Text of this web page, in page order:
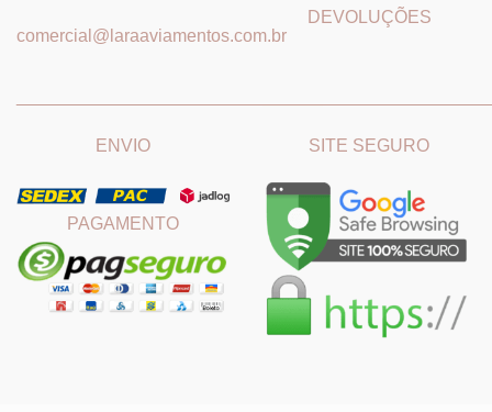
comercial@laraaviamentos.com.br
DEVOLUÇÕES
ENVIO
PAGAMENTO
SITE SEGURO